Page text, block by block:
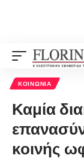
ΚΟΙΝΩΝΊΑ
Καμία
κοινής